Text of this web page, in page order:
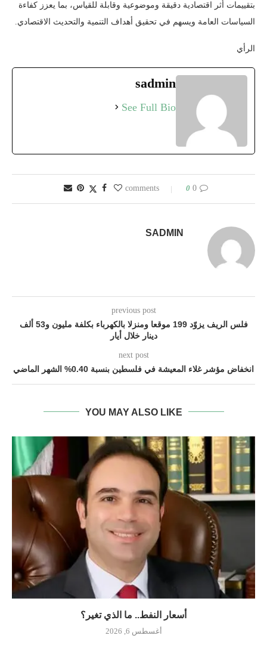
بتقييمات أثر اقتصادية دقيقة وموضوعية وقابلة للقياس، بما يعزز كفاءة
السياسات العامة ويسهم في تحقيق أهداف التنمية والتحديث الاقتصادي.
الرأي
sadmin
See Full Bio
0 comments
0
SADMIN
previous post
فلس الريف يزوّد 199 موقعا ومنزلا بالكهرباء بكلفة مليون و53 ألف
دينار خلال أيار
next post
انخفاض مؤشر غلاء المعيشة في فلسطين بنسبة 0.40% الشهر الماضي
YOU MAY ALSO LIKE
أسعار النفط.. ما الذي تغير؟
أغسطس 6, 2026